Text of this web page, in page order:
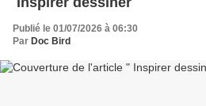
Publié le 01/07/2026 à 06:30
Par Doc Bird